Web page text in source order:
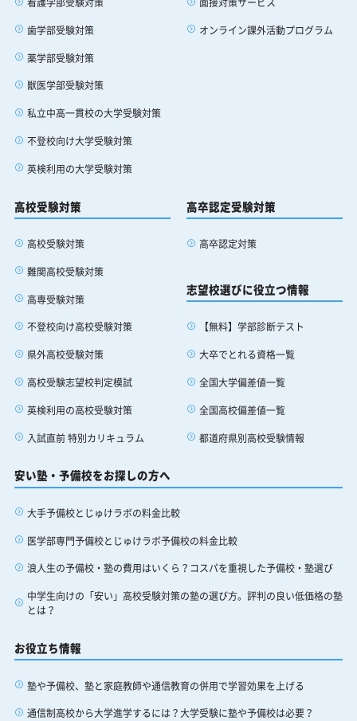
歯学部受験対策
薬学部受験対策
獣医学部受験対策
私立中高一貫校の大学受験対策
不登校向け大学受験対策
英検利用の大学受験対策
オンライン課外活動プログラム
高校受験対策
高校受験対策
難関高校受験対策
高専受験対策
不登校向け高校受験対策
県外高校受験対策
高校受験志望校判定模試
英検利用の高校受験対策
入試直前 特別カリキュラム
高卒認定受験対策
高卒認定対策
志望校選びに役立つ情報
【無料】学部診断テスト
大卒でとれる資格一覧
全国大学偏差値一覧
全国高校偏差値一覧
都道府県別高校受験情報
安い塾・予備校をお探しの方へ
大手予備校とじゅけラボの料金比較
医学部専門予備校とじゅけラボ予備校の料金比較
浪人生の予備校・塾の費用はいくら？コスパを重視した予備校・塾選び
中学生向けの「安い」高校受験対策の塾の選び方。評判の良い低価格の塾
とは？
お役立ち情報
塾や予備校、塾と家庭教師や通信教育の併用で学習効果を上げる
通信制高校から大学進学するには？大学受験に塾や予備校は必要？